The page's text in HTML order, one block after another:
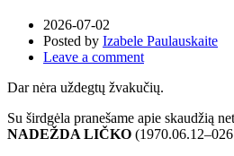
2026-07-02
Posted by Izabele Paulauskaite
Leave a comment
Dar nėra uždegtų žvakučių.
Su širdgėla pranešame apie skaudžią
NADEŽDA LIČKO